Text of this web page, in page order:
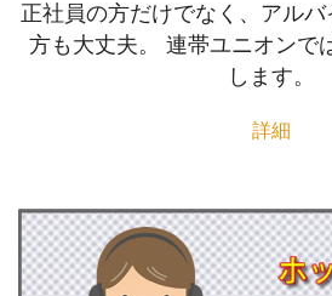
正社員の方だけでなく、アル
方も大丈夫。 連帯ユニオンで
します。
詳細